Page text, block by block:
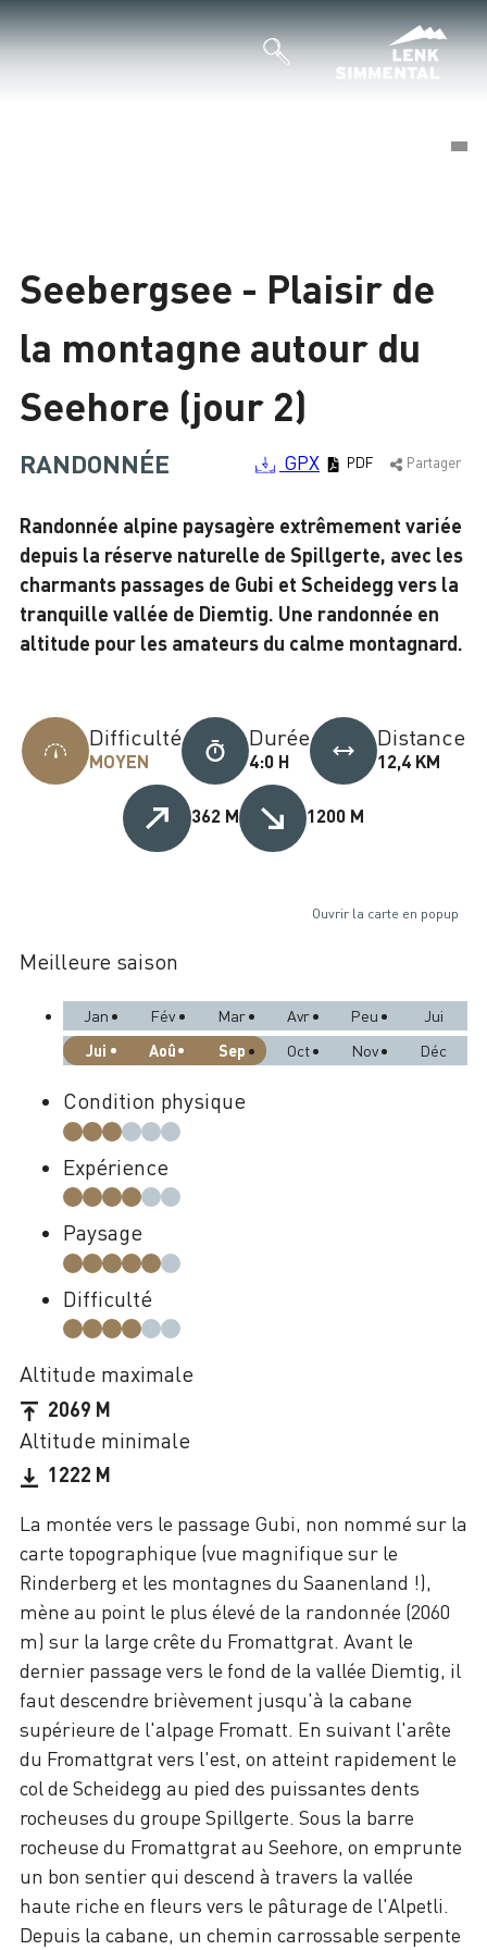
Seebergsee - Plaisir de
la montagne autour du
Seehore (jour 2)
RANDONNÉE GPX PDF Partager
Randonnée alpine paysagère extrêmement variée
depuis la réserve naturelle de Spillgerte, avec les
charmants passages de Gubi et Scheidegg vers la
tranquille vallée de Diemtig. Une randonnée en
altitude pour les amateurs du calme montagnard.
Difficulté
MOYEN
Durée
4:0 H
Distance
12,4 KM
362 M 1200 M
La montée vers le passage Gubi, non nommé sur la
carte topographique (vue magnifique sur le
Rinderberg et les montagnes du Saanenland !),
mène au point le plus élevé de la randonnée (2060
m) sur la large crête du Fromattgrat. Avant le
dernier passage vers le fond de la vallée Diemtig, il
faut descendre brièvement jusqu'à la cabane
supérieure de l'alpage Fromatt. En suivant l'arête
du Fromattgrat vers l'est, on atteint rapidement le
col de Scheidegg au pied des puissantes dents
rocheuses du groupe Spillgerte. Sous la barre
rocheuse du Fromattgrat au Seehore, on emprunte
un bon sentier qui descend à travers la vallée
haute riche en fleurs vers le pâturage de l'Alpetli.
Depuis la cabane, un chemin carrossable serpente
Ouvrir la carte en popup
Meilleure saison
Jan Fév Mar Avr Peu Jui
Jui Aoû Sep Oct Nov Déc
Condition physique
Expérience
Paysage
Difficulté
Altitude maximale
2069 M
Altitude minimale
1222 M